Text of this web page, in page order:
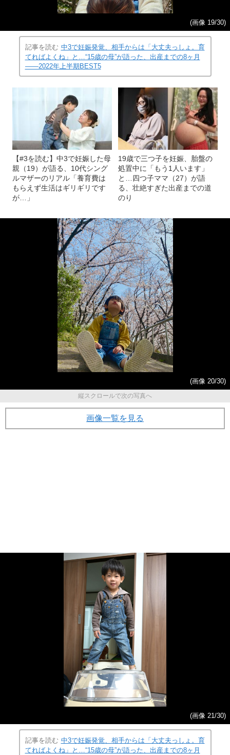
(画像 19/30)
記事を読む 中3で妊娠発覚、相手からは「大丈夫っしょ。育
てればよくね」と…“15歳の母”が語った、出産までの8ヶ月
――2022年上半期BEST5
【#3を読む】中3で妊娠した母
親（19）が語る、10代シング
ルマザーのリアル「養育費は
もらえず生活はギリギリです
が…」
19歳で三つ子を妊娠、胎盤の
処置中に「もう1人います」
と…四つ子ママ（27）が語
る、壮絶すぎた出産までの道
のり
(画像 20/30)
縦スクロールで次の写真へ
画像一覧を見る
(画像 21/30)
記事を読む 中3で妊娠発覚、相手からは「大丈夫っしょ。育
てればよくね」と…“15歳の母”が語った、出産までの8ヶ月